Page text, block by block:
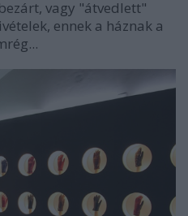
vagy "átvedlett"
ennek a háznak a